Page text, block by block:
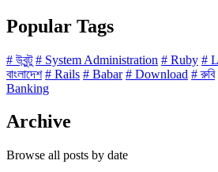
Popular Tags
# উবুন্টু # System Administration # Ruby #
বাংলাদেশ # Rails # Babar # Download # রুবি
Banking
Archive
Browse all posts by date